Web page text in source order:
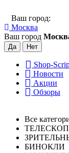
Ваш город:
Москва
Ваш город
Shop-
Новости
Акции
Обзоры
Все
БИНОКЛИ